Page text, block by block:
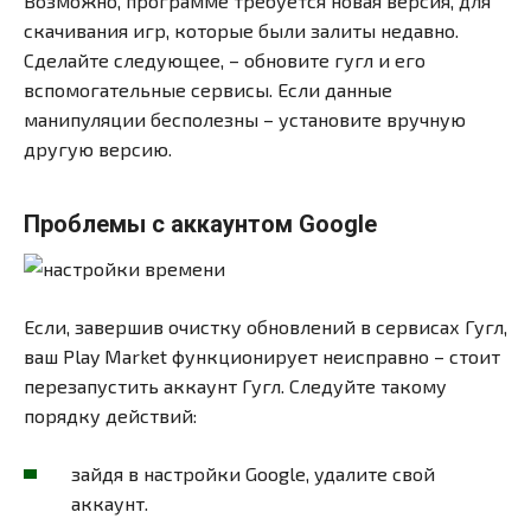
скачивания игр, которые были залиты недавно.
Сделайте следующее, – обновите гугл и его
вспомогательные сервисы. Если данные
манипуляции бесполезны – установите вручную
другую версию.
Проблемы с аккаунтом Google
Если, завершив очистку обновлений в сервисах Гугл,
ваш Play Market функционирует неисправно – стоит
перезапустить аккаунт Гугл. Следуйте такому
порядку действий:
зайдя в настройки Google, удалите свой
аккаунт.